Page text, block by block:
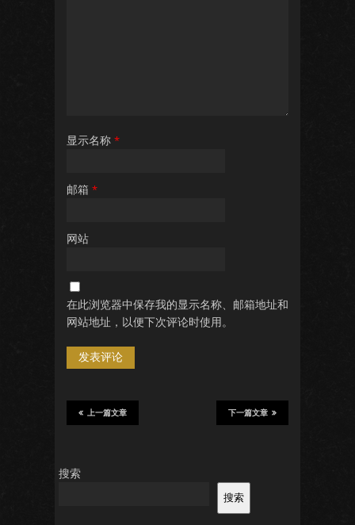
显示名称 *
邮箱 *
网站
在此浏览器中保存我的显示名称、邮箱地址和
网站地址，以便下次评论时使用。
下一篇文章
上一篇文章
搜索
搜索